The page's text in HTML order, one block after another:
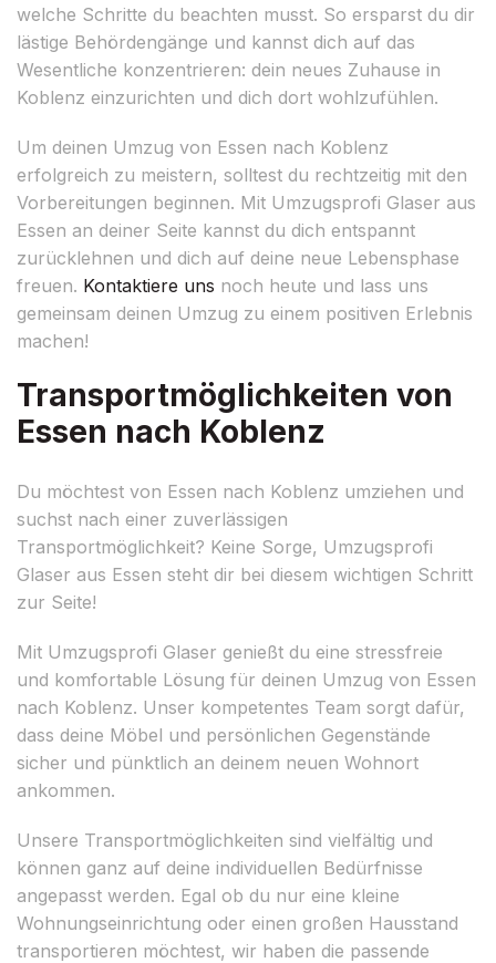
welche Schritte du beachten musst. So ersparst du dir
lästige Behördengänge und kannst dich auf das
Wesentliche konzentrieren: dein neues Zuhause in
Koblenz einzurichten und dich dort wohlzufühlen.
Um deinen Umzug von Essen nach Koblenz
erfolgreich zu meistern, solltest du rechtzeitig mit den
Vorbereitungen beginnen. Mit Umzugsprofi Glaser aus
Essen an deiner Seite kannst du dich entspannt
zurücklehnen und dich auf deine neue Lebensphase
freuen. Kontaktiere uns noch heute und lass uns
gemeinsam deinen Umzug zu einem positiven Erlebnis
machen!
Transportmöglichkeiten von
Essen nach Koblenz
Du möchtest von Essen nach Koblenz umziehen und
suchst nach einer zuverlässigen
Transportmöglichkeit? Keine Sorge, Umzugsprofi
Glaser aus Essen steht dir bei diesem wichtigen Schritt
zur Seite!
Mit Umzugsprofi Glaser genießt du eine stressfreie
und komfortable Lösung für deinen Umzug von Essen
nach Koblenz. Unser kompetentes Team sorgt dafür,
dass deine Möbel und persönlichen Gegenstände
sicher und pünktlich an deinem neuen Wohnort
ankommen.
Unsere Transportmöglichkeiten sind vielfältig und
können ganz auf deine individuellen Bedürfnisse
angepasst werden. Egal ob du nur eine kleine
Wohnungseinrichtung oder einen großen Hausstand
transportieren möchtest, wir haben die passende